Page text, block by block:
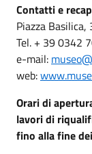
Contatti e
Piazza
Tel. + 39 0342
e-mail:
web:
Orari di
lavori di
fino alla fine